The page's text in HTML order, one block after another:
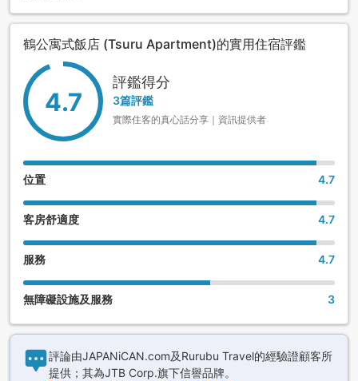
鶴公寓式飯店 (Tsuru Apartment)的實用住宿評鑑
4.7
評鑑得分
3篇評鑑
實際住客的真心話分享｜資訊提供者
位置 4.7
客房舒適度 4.7
服務 4.7
無障礙設施及服務 3
評論由JAPANiCAN.com及Rurubu Travel的經驗證顧客所
提供；其為JTB Corp.旗下信譽品牌。